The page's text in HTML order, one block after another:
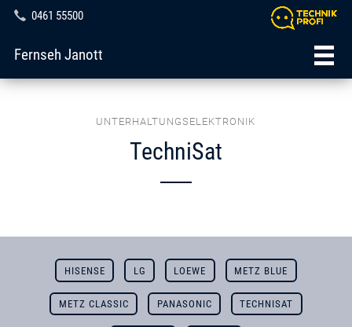
0461 55500
Fernseh Janott
UNTERHALTUNGSELEKTRONIK
TechniSat
HISENSE LG LOEWE METZ BLUE
METZ CLASSIC PANASONIC TECHNISAT